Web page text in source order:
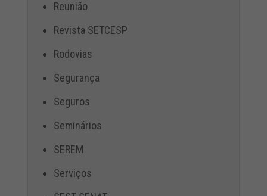
Reunião
Revista SETCESP
Rodovias
Segurança
Seguros
Seminários
SEREM
Serviços